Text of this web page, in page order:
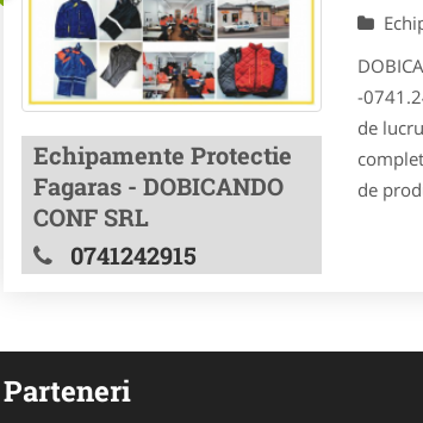
Echipamente Protectie
Fagaras - DOBICANDO
CONF SRL
0741242915
-
de
de
Parteneri